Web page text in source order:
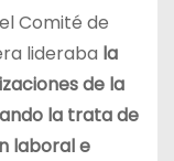
Comité de
lideraba la
de la
la trata de
laboral e